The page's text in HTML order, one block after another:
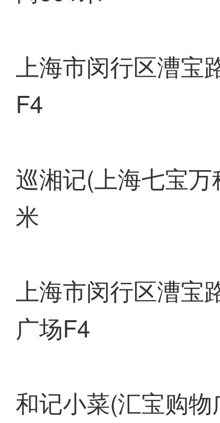
上海市闵行区漕宝
F4
巡湘记(上海七宝
米
上海市闵行区漕宝
广场F4
和记小菜(汇宝购